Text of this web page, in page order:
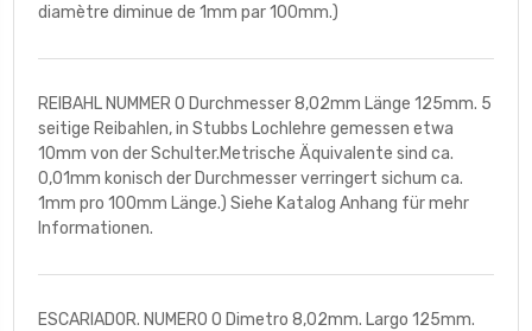
diamètre diminue de 1mm par 100mm.)
REIBAHL NUMMER O Durchmesser 8,02mm Länge 125mm. 5
seitige Reibahlen, in Stubbs Lochlehre gemessen etwa
10mm von der Schulter.Metrische Äquivalente sind ca.
0,01mm konisch der Durchmesser verringert sichum ca.
1mm pro 100mm Länge.) Siehe Katalog Anhang für mehr
Informationen.
ESCARIADOR. NUMERO O Dimetro 8,02mm. Largo 125mm.